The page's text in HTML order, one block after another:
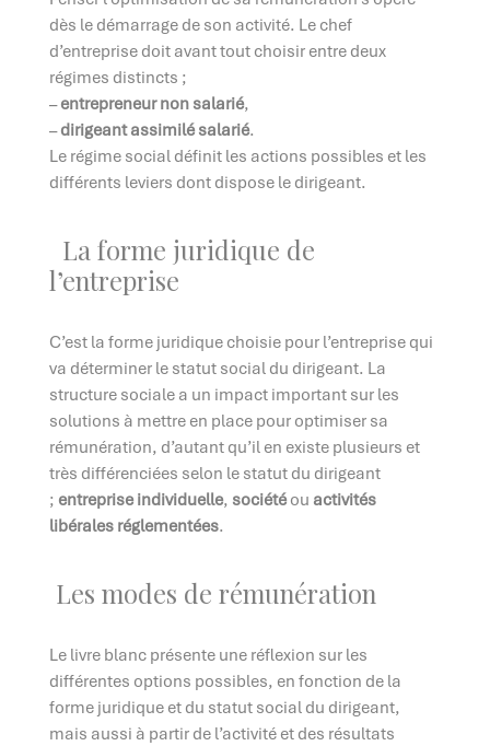
dès le démarrage de son activité. Le chef
d’entreprise doit avant tout choisir entre deux
régimes distincts ;
–entrepreneur non salarié,
–dirigeant assimilé salarié.
Le régime social définit les actions possibles et les
différents leviers dont dispose le dirigeant.
La forme juridique de
l’entreprise
C’est la forme juridique choisie pour l’entreprise qui
va déterminer le statut social du dirigeant. La
structure sociale a un impact important sur les
solutions à mettre en place pour optimiser sa
rémunération, d’autant qu’il en existe plusieurs et
très différenciées selon le statut du dirigeant
; entreprise individuelle, sociétéou activités
libérales réglementées.
Les modes de rémunération
Le livre blanc présente une réflexion sur les
différentes options possibles, en fonction de la
forme juridique et du statut social du dirigeant,
mais aussi à partir de l’activité et des résultats